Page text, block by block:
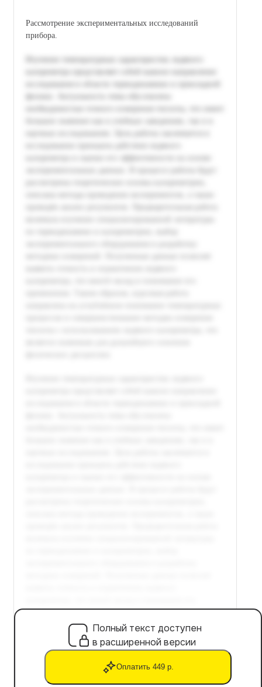
Рассмотрение экспериментальных исследований
прибора.
Полный текст доступен
в расширенной версии
Оплатить 449 р.